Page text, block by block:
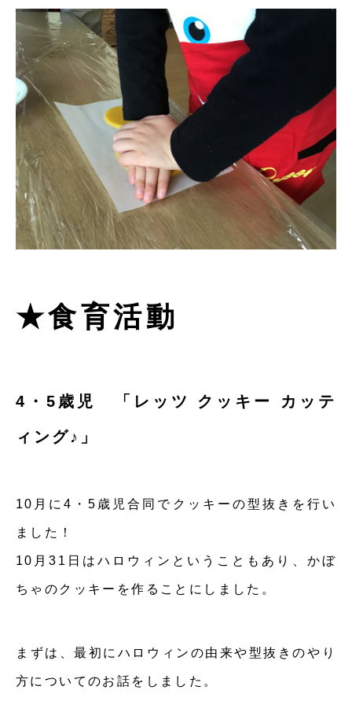
★食育活動
4・5歳児 「レッツ クッキー カッテ
ィング♪」
10月に4・5歳児合同でクッキーの型抜きを行い
ました！
10月31日はハロウィンということもあり、かぼ
ちゃのクッキーを作ることにしました。
まずは、最初にハロウィンの由来や型抜きのやり
方についてのお話をしました。